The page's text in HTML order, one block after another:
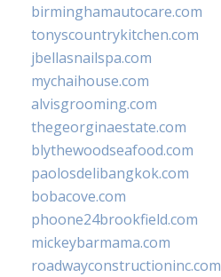
birminghamautocare.com
tonyscountrykitchen.com
jbellasnailspa.com
mychaihouse.com
alvisgrooming.com
thegeorginaestate.com
blythewoodseafood.com
paolosdelibangkok.com
bobacove.com
phoone24brookfield.com
mickeybarmama.com
roadwayconstructioninc.com